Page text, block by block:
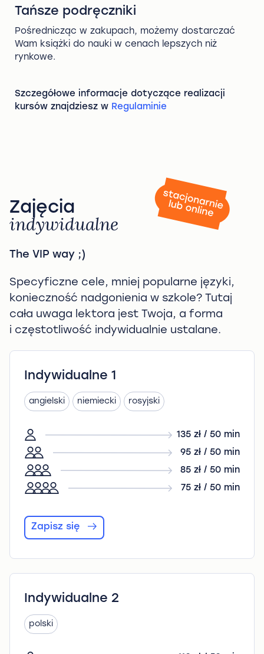
Tańsze podręczniki
Pośrednicząc w zakupach, możemy dostarczać
Wam książki do nauki w cenach lepszych niż
rynkowe.
Szczegółowe informacje dotyczące realizacji
kursów znajdziesz w Regulaminie
Zajęcia
indywidualne
The VIP way ;)
Specyficzne cele, mniej popularne języki,
konieczność nadgonienia w szkole? Tutaj
cała uwaga lektora jest Twoja, a forma
i częstotliwość indywidualnie ustalane.
Indywidualne 1
angielski niemiecki rosyjski
135 zł / 50 min
95 zł / 50 min
85 zł / 50 min
75 zł / 50 min
Zapisz się
Indywidualne 2
polski